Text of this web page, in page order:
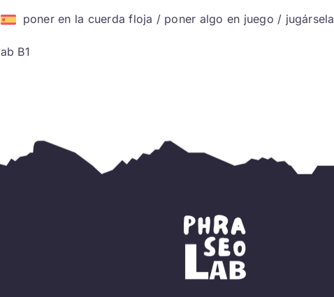
poner en la cuerda floja / poner algo en juego / jugársela
ab B1